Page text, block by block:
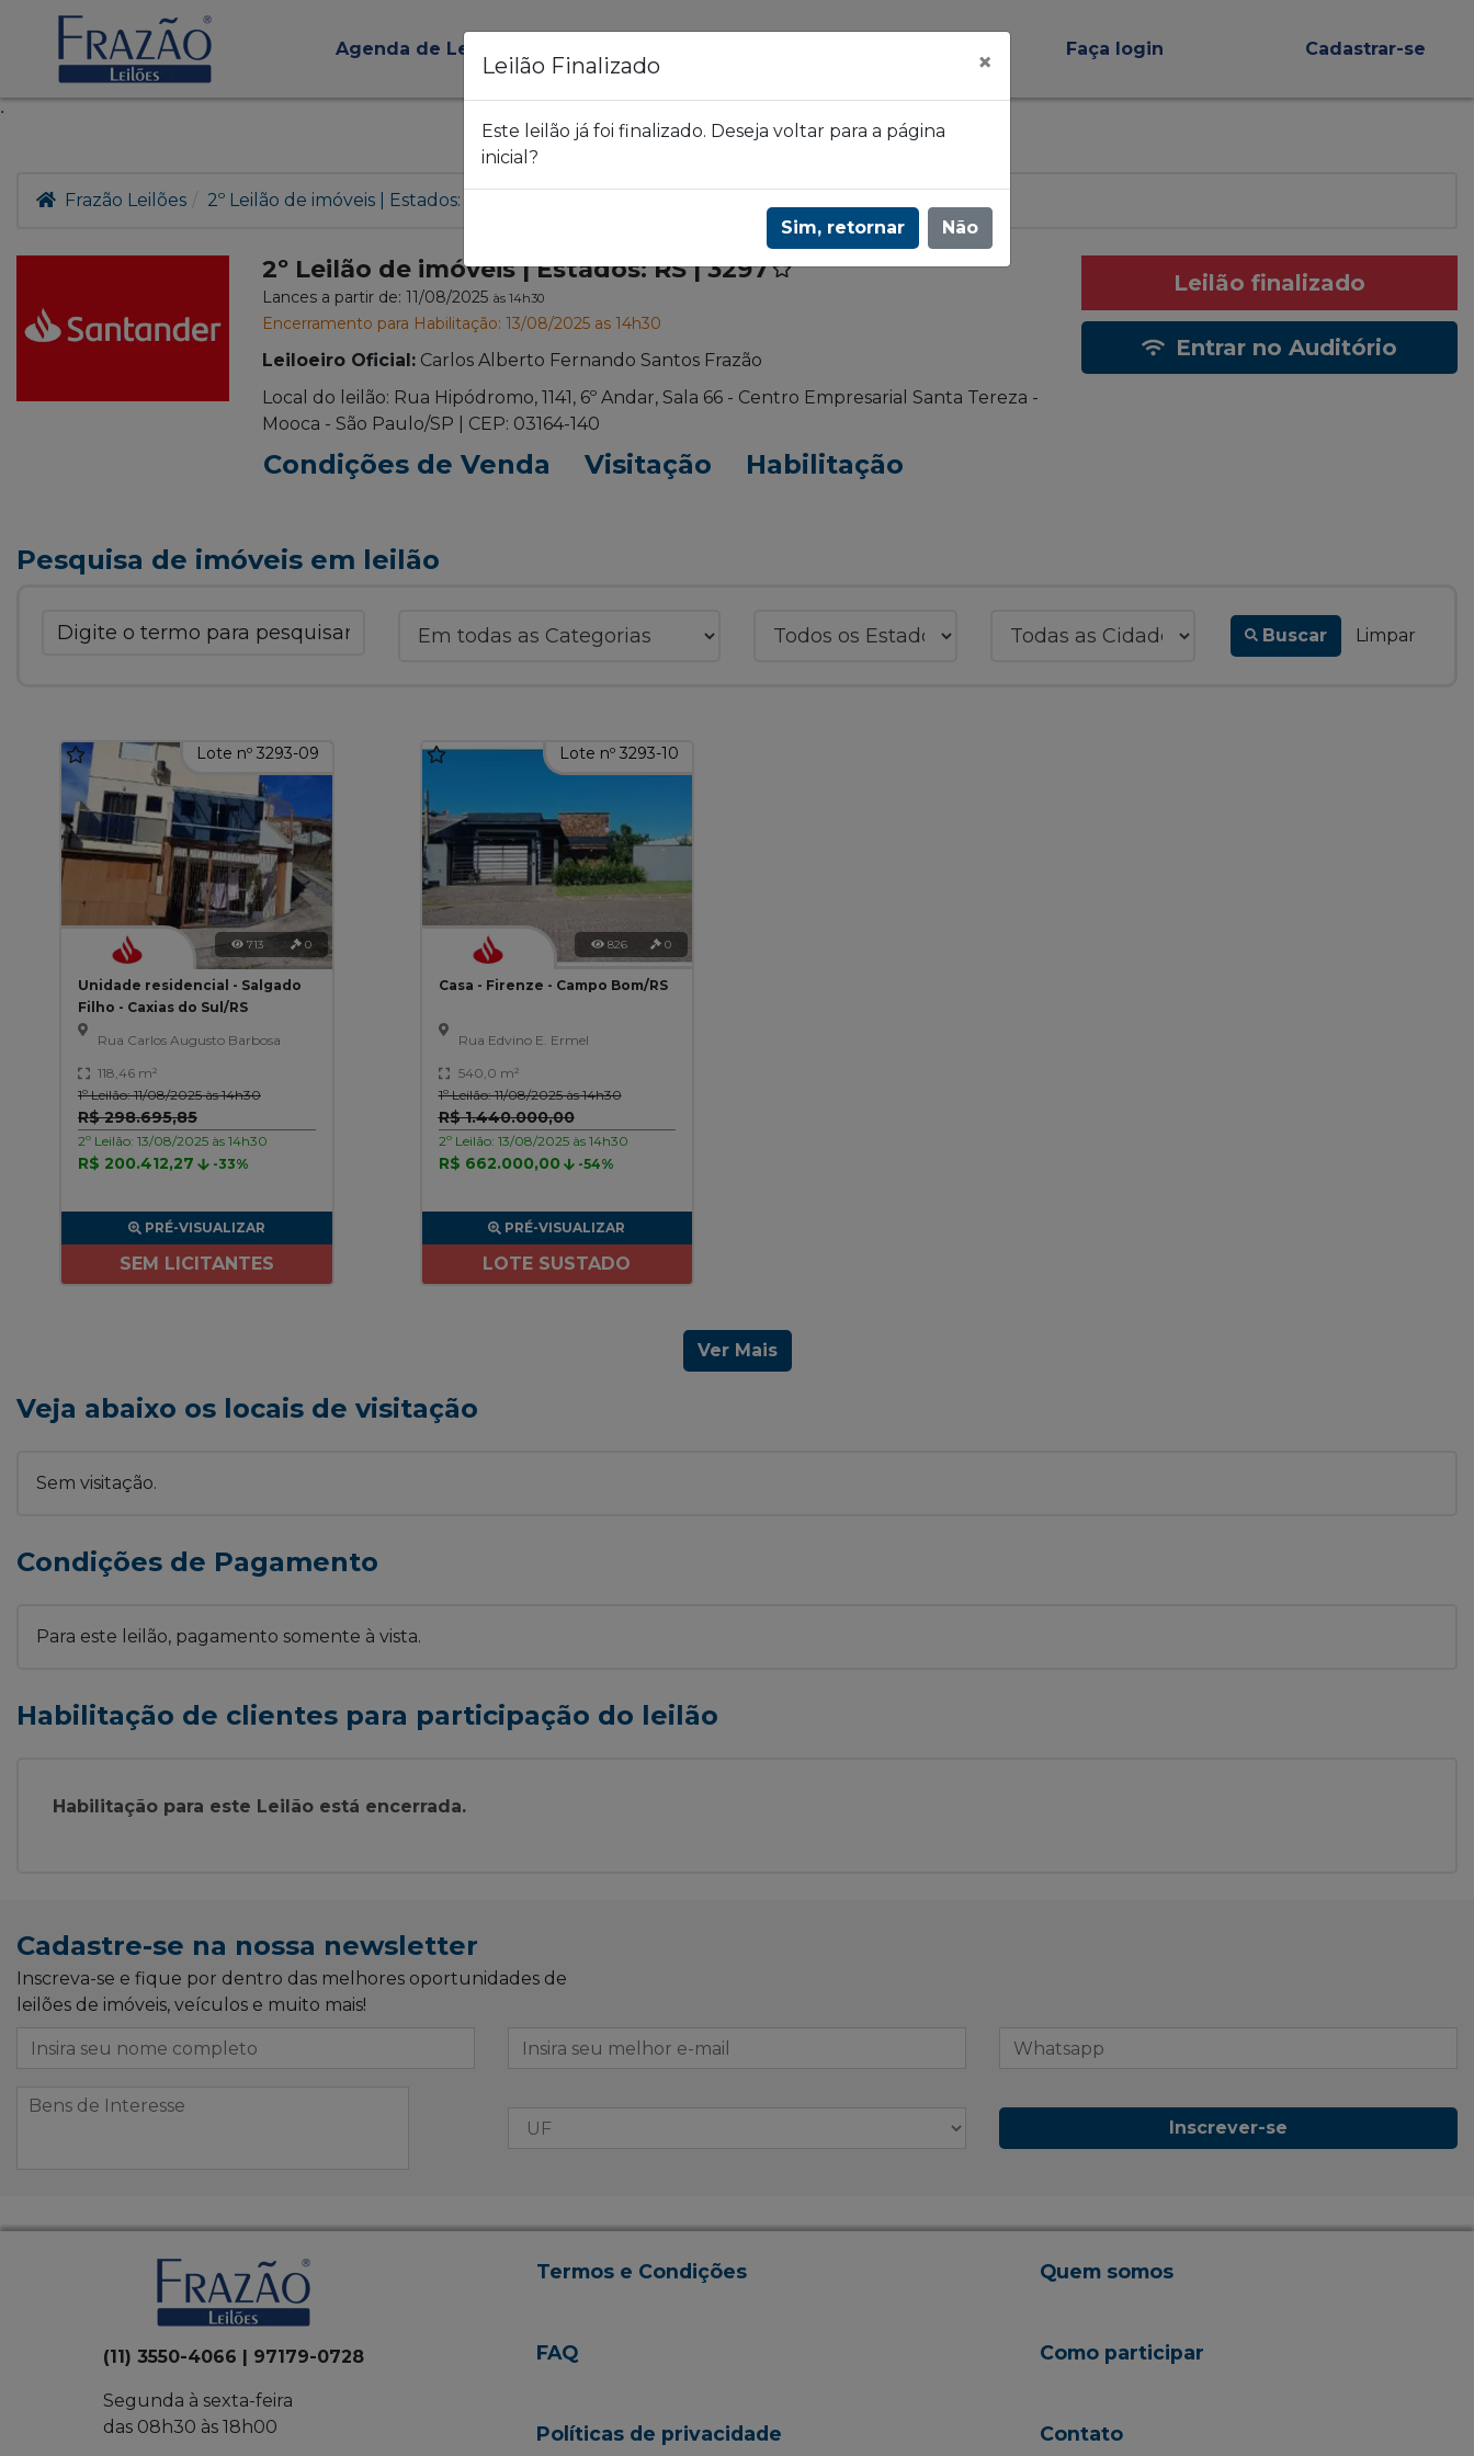
.
Agenda de Leilões Faça login Cadastrar-se
Frazão Leilões 2º Leilão de imóveis | Estados: RS | 3297
2º Leilão de imóveis | Estados: RS | 3297
Lances a partir de: 11/08/2025 às 14h30
Encerramento para Habilitação: 13/08/2025 as 14h30
Leiloeiro Oficial: Carlos Alberto Fernando Santos Frazão
Local do leilão: Rua Hipódromo, 1141, 6º Andar, Sala 66 - Centro Empresarial Santa Tereza -
Mooca - São Paulo/SP | CEP: 03164-140
Condições de Venda Visitação Habilitação
Leilão finalizado
Entrar no Auditório
Leilão Finalizado ×
Este leilão já foi finalizado. Deseja voltar para a página
inicial?
Sim, retornar Não
Pesquisa de imóveis em leilão
Buscar Limpar
Lote nº 3293-09
713 0
Unidade residencial - Salgado
Filho - Caxias do Sul/RS
Rua Carlos Augusto Barbosa
118,46 m²
1º Leilão: 11/08/2025 às 14h30
R$ 298.695,85
2º Leilão: 13/08/2025 às 14h30
R$ 200.412,27 -33%
PRÉ-VISUALIZAR
SEM LICITANTES
Lote nº 3293-10
826 0
Casa - Firenze - Campo Bom/RS
Rua Edvino E. Ermel
540,0 m²
1º Leilão: 11/08/2025 às 14h30
R$ 1.440.000,00
2º Leilão: 13/08/2025 às 14h30
R$ 662.000,00 -54%
PRÉ-VISUALIZAR
LOTE SUSTADO
Ver Mais
Veja abaixo os locais de visitação
Sem visitação.
Condições de Pagamento
Para este leilão, pagamento somente à vista.
Habilitação de clientes para participação do leilão
Habilitação para este Leilão está encerrada.
Cadastre-se na nossa newsletter
Inscreva-se e fique por dentro das melhores oportunidades de
leilões de imóveis, veículos e muito mais!
Inscrever-se
(11) 3550-4066 | 97179-0728
Segunda à sexta-feira
das 08h30 às 18h00
Termos e Condições
FAQ
Políticas de privacidade
Quem somos
Como participar
Contato